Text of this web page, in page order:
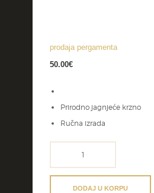
prodaja pergamenta
50.00€
Prirodno jagnjeće krzno
Ručna izrada
količina
DODAJ U KORPU